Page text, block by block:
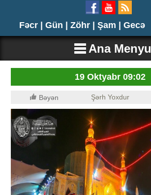
Fəcr | Gün | Zöhr | Şam | Gecə
Ana Menyu
19 Oktyabr 09:02
Bəyən Şərh Yoxdur